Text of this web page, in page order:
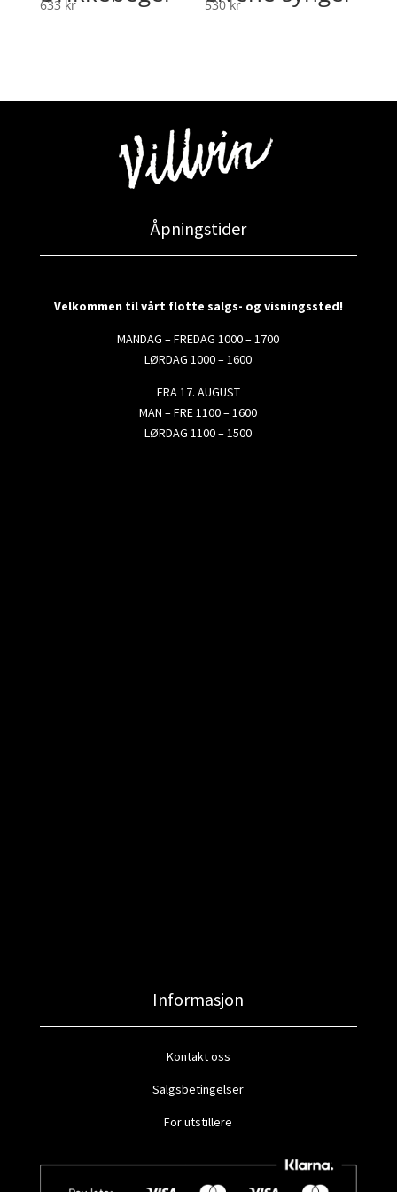
633 kr 530kr
Åpningstider
Velkommen til vårt flotte salgs- og visningssted!
MANDAG – FREDAG 1000 – 1700
LØRDAG 1000 – 1600
FRA 17. AUGUST
MAN – FRE 1100 – 1600
LØRDAG 1100 – 1500
Informasjon
Kontakt oss
Salgsbetingelser
For utstillere